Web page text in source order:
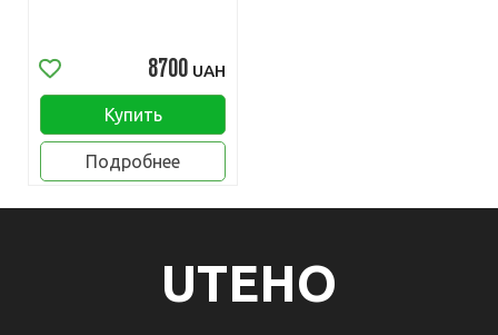
8700 UAH
Купить
Подробнее
UTEHO